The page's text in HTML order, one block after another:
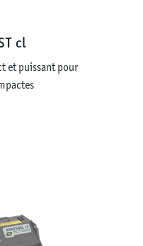
cl
et puissant pour